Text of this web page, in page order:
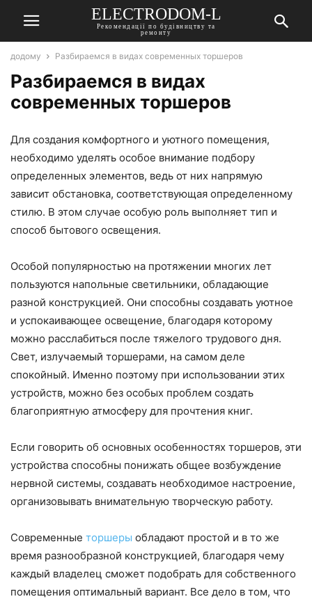
ELECTRODOM-L
Рекомендації по будівництву та
ремонту
додому Разбираемся в видах современных торшеров
Разбираемся в видах
современных торшеров
Для создания комфортного и уютного помещения,
необходимо уделять особое внимание подбору
определенных элементов, ведь от них напрямую
зависит обстановка, соответствующая определенному
стилю. В этом случае особую роль выполняет тип и
способ бытового освещения.
Особой популярностью на протяжении многих лет
пользуются напольные светильники, обладающие
разной конструкцией. Они способны создавать уютное
и успокаивающее освещение, благодаря которому
можно расслабиться после тяжелого трудового дня.
Свет, излучаемый торшерами, на самом деле
спокойный. Именно поэтому при использовании этих
устройств, можно без особых проблем создать
благоприятную атмосферу для прочтения книг.
Если говорить об основных особенностях торшеров, эти
устройства способны понижать общее возбуждение
нервной системы, создавать необходимое настроение,
организовывать внимательную творческую работу.
Современные торшеры обладают простой и в то же
время разнообразной конструкцией, благодаря чему
каждый владелец сможет подобрать для собственного
помещения оптимальный вариант. Все дело в том, что